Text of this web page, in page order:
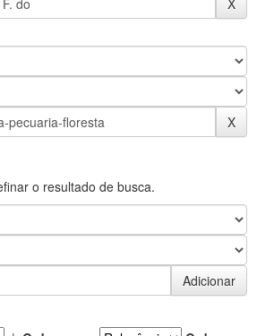
o resultado de busca.